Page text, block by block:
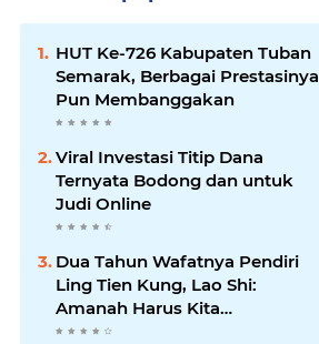
HUT Ke-726 Kabupaten Tuban
Semarak, Berbagai Prestasinya
Pun Membanggakan
Viral Investasi Titip Dana
Ternyata Bodong dan untuk
Judi Online
Dua Tahun Wafatnya Pendiri
Ling Tien Kung, Lao Shi:
Amanah Harus Kita
Laksanakan!